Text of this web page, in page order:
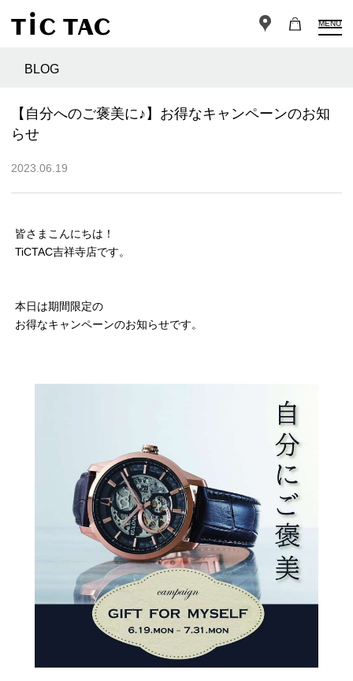
MENU
BLOG
【自分へのご褒美に♪】お得なキャンペーンのお知
らせ
2023.06.19
皆さまこんにちは！
TiCTAC吉祥寺店です。
本日は期間限定の
お得なキャンペーンのお知らせです。